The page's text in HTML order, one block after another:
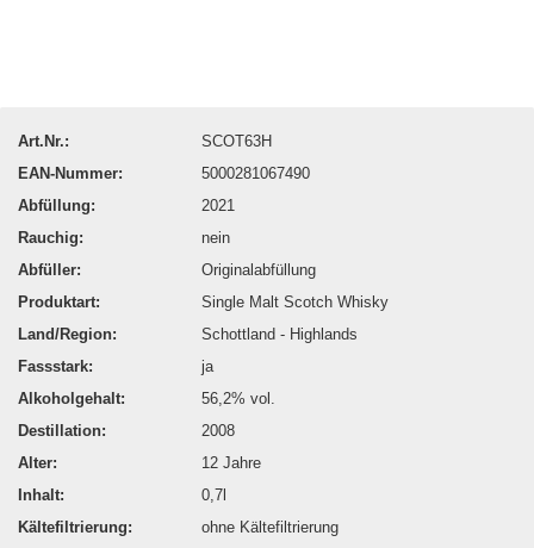
Art.Nr.:
SCOT63H
EAN-Nummer:
5000281067490
Abfüllung:
2021
Rauchig:
nein
Abfüller:
Originalabfüllung
Produktart:
Single Malt Scotch Whisky
Land/Region:
Schottland - Highlands
Fassstark:
ja
Alkoholgehalt:
56,2% vol.
Destillation:
2008
Alter:
12 Jahre
Inhalt:
0,7l
Kältefiltrierung:
ohne Kältefiltrierung